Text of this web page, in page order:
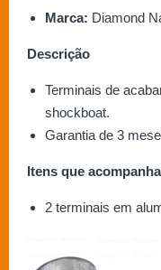
Marca: Diamond
Descrição
Terminais de
shockboat.
Garantia de 3
Itens que
2 terminais em